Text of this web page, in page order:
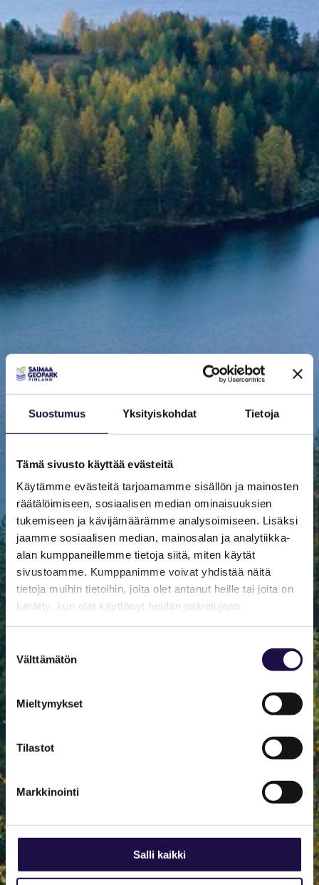
Suostumus Yksityiskohdat Tietoja
Tämä sivusto käyttää evästeitä
Käytämme evästeitä tarjoamamme sisällön ja mainosten
räätälöimiseen, sosiaalisen median ominaisuuksien
tukemiseen ja kävijämäärämme analysoimiseen. Lisäksi
jaamme sosiaalisen median, mainosalan ja analytiikka-
alan kumppaneillemme tietoja siitä, miten käytät
sivustoamme. Kumppanimme voivat yhdistää näitä
tietoja muihin tietoihin, joita olet antanut heille tai joita on
kerätty, kun olet käyttänyt heidän palvelujaan.
valinta
Välttämätön
Mieltymykset
Tilastot
Markkinointi
Salli kaikki